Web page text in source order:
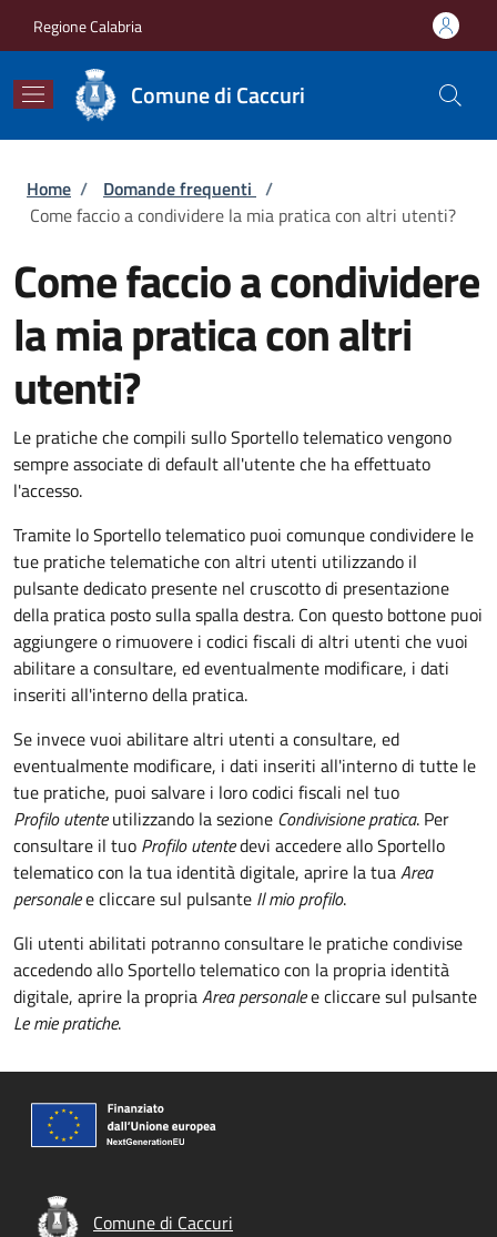
Regione Calabria
Comune di Caccuri
Briciole di pane
Home / Domande frequenti /
Come faccio a condividere la mia pratica con altri utenti?
Come faccio a condividere
la mia pratica con altri
utenti?
Le pratiche che compili sullo Sportello telematico vengono
sempre associate di default all'utente che ha effettuato
l'accesso.
Tramite lo Sportello telematico puoi comunque condividere le
tue pratiche telematiche con altri utenti utilizzando il
pulsante dedicato presente nel cruscotto di presentazione
della pratica posto sulla spalla destra. Con questo bottone puoi
aggiungere o rimuovere i codici fiscali di altri utenti che vuoi
abilitare a consultare, ed eventualmente modificare, i dati
inseriti all'interno della pratica.
Se invece vuoi abilitare altri utenti a consultare, ed
eventualmente modificare, i dati inseriti all'interno di tutte le
tue pratiche, puoi salvare i loro codici fiscali nel tuo
Profilo utenteutilizzando la sezione Condivisione pratica. Per
consultare il tuo Profilo utentedevi accedere allo Sportello
telematico con la tua identità digitale, aprire la tuaArea
personalee cliccare sul pulsante Il mio profilo.
Gli utenti abilitati potranno consultare le pratiche condivise
accedendo allo Sportello telematico con la propria identità
digitale, aprire la propriaArea personalee cliccare sul pulsante
Le mie pratiche.
Comune di Caccuri